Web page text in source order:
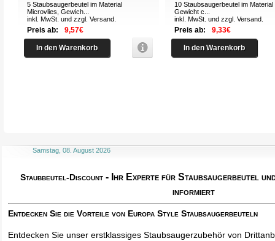
5 Staubsaugerbeutel im Material
Microvlies, Gewich...
inkl. MwSt. und zzgl.Versand
Preis ab: 9,57€
In den Warenkorb
10 Staubsaugerbeutel im Material
Gewicht c...
inkl. MwSt. und zzgl.Versand
Preis ab: 9,33€
In den Warenkorb
Samstag, 08. August 2026
Staubbeutel-Discount - Ihr Experte für Staubsaugerbeutel
informiert
Entdecken Sie die Vorteile von Europa Style Staubsaugerbeuteln
Entdecken Sie unser erstklassiges Staubsaugerzubehör von